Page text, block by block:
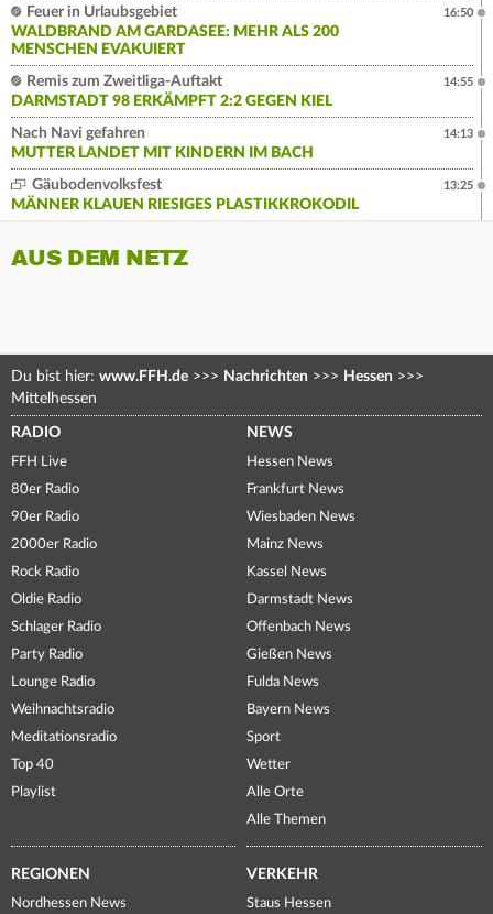
Feuer in Urlaubsgebiet
WALDBRAND AM GARDASEE: MEHR ALS 200
MENSCHEN EVAKUIERT
16:50
Remis zum Zweitliga-Auftakt
DARMSTADT 98 ERKÄMPFT 2:2 GEGEN KIEL
14:55
Nach Navi gefahren
MUTTER LANDET MIT KINDERN IM BACH
14:13
Gäubodenvolksfest
MÄNNER KLAUEN RIESIGES PLASTIKKROKODIL
13:25
AUS DEM NETZ
Du bist hier: www.FFH.de >>> Nachrichten >>> Hessen >>>
Mittelhessen
RADIO
FFH Live
80er Radio
90er Radio
2000er Radio
Rock Radio
Oldie Radio
Schlager Radio
Party Radio
Lounge Radio
Weihnachtsradio
Meditationsradio
Top 40
Playlist
NEWS
Hessen News
Frankfurt News
Wiesbaden News
Mainz News
Kassel News
Darmstadt News
Offenbach News
Gießen News
Fulda News
Bayern News
Sport
Wetter
Alle Orte
Alle Themen
REGIONEN
Nordhessen News
VERKEHR
Staus Hessen